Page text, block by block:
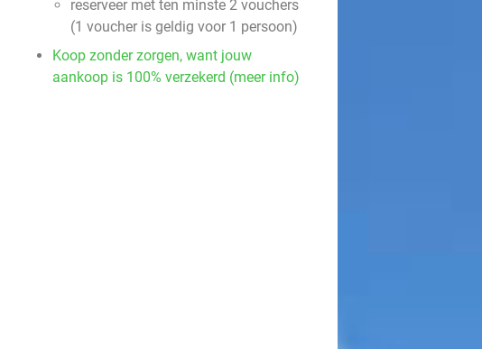
reserveer met ten minste 2 vouchers
(1 voucher is geldig voor 1 persoon)
Koop zonder zorgen, want jouw
aankoop is 100% verzekerd (meer info)